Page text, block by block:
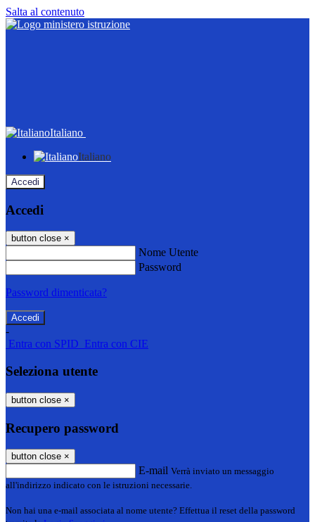
Salta al contenuto
Italiano
Italiano
Accedi
Accedi
button close ×
Nome Utente
Password
Password dimenticata?
-
Entra con SPID Entra con CIE
Seleziona utente
button close ×
Recupero password
button close ×
E-mail Verrà inviato un messaggio
all'indirizzo indicato con le istruzioni necessarie.
Non hai una e-mail associata al nome utente? Effettua il reset della password